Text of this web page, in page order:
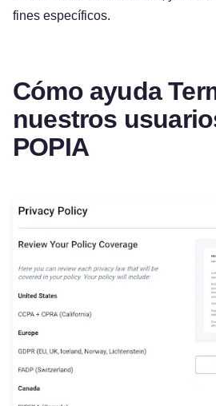
fines específicos.
Cómo ayuda
nuestros
POPIA